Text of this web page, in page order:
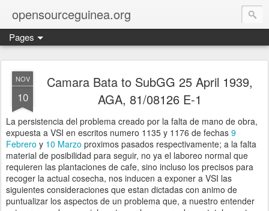
opensourceguinea.org
Pages
NOV
10
Camara Bata to SubGG 25 April 1939,
AGA, 81/08126 E-1
La persistencia del problema creado por la falta de mano de obra,
expuesta a VSI en escritos numero 1135 y 1176 de fechas 9
Febrero y 10 Marzo proximos pasados respectivamente; a la falta
material de posibilidad para seguir, no ya el laboreo normal que
requieren las plantaciones de cafe, sino incluso los precisos para
recoger la actual cosecha, nos inducen a exponer a VSI las
siguientes consideraciones que estan dictadas con animo de
puntualizar los aspectos de un problema que, a nuestro entender